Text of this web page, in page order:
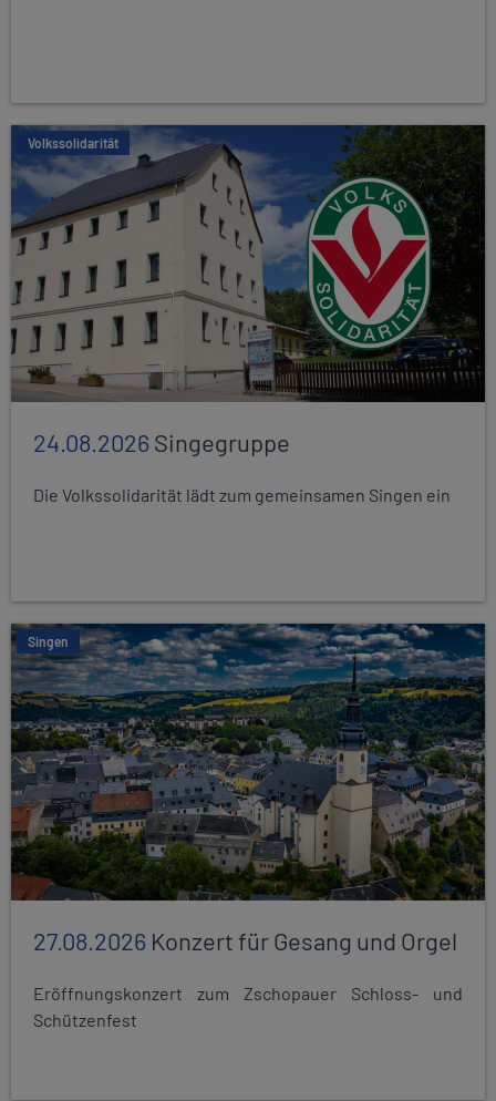
Volkssolidarität
24.08.2026Singegruppe
Die Volkssolidarität lädt zum gemeinsamen Singen ein
Singen
27.08.2026 Konzert für Gesang und Orgel
Eröffnungskonzert zum Zschopauer Schloss- und
Schützenfest